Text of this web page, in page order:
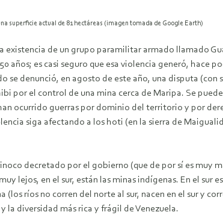
superficie actual de 81 hectáreas (imagen tomada de Google Earth)
de un grupo paramilitar armado llamado
es casi seguro que esa violencia generó, hace
denunció, en agosto de este año, una disputa (con
por el control de una mina cerca de Maripa. Se
ocurrido guerras por dominio del territorio y por
siga afectando a los hoti (en la sierra de
decretado por el gobierno (que de por sí es muy
lejos, en el sur, están las minas indígenas. En el sur
ríos no corren del norte al sur, nacen en el sur y
la diversidad más rica y frágil de Venezuela.